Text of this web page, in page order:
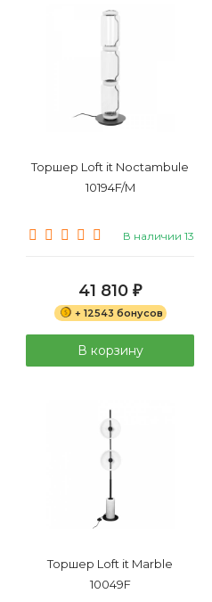
Торшер Loft it Noctambule
10194F/M
В наличии 13
41 810 ₽
+ 12543 бонусов
В корзину
Торшер Loft it Marble
10049F